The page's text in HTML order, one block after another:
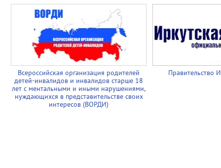
Всероссийская организация родителей
детей-инвалидов и инвалидов старше 18
лет с ментальными и иными нарушениями,
нуждающихся в представительстве своих
интересов (ВОРДИ)
Правительство